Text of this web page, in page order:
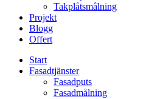
Takplåtsmålning
Projekt
Blogg
Offert
Start
Fasadtjänster
Fasadputs
Fasadmålning